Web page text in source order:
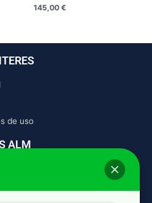
145,00 €
de uso
ALM